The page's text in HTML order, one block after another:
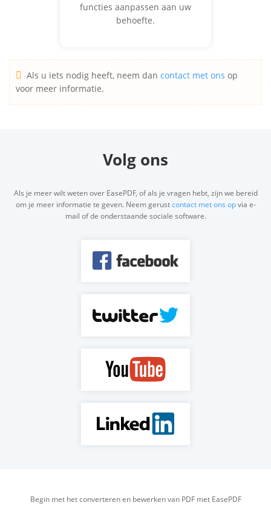
functies aanpassen aan uw
behoefte.
Als u iets nodig heeft, neem dan contact met ons op
voor meer informatie.
Volg ons
Als je meer wilt weten over EasePDF, of als je vragen hebt, zijn we bereid
om je meer informatie te geven. Neem gerustcontact met ons opvia e-
mail of de onderstaande sociale software.
Begin met het converteren en bewerken van PDF met EasePDF